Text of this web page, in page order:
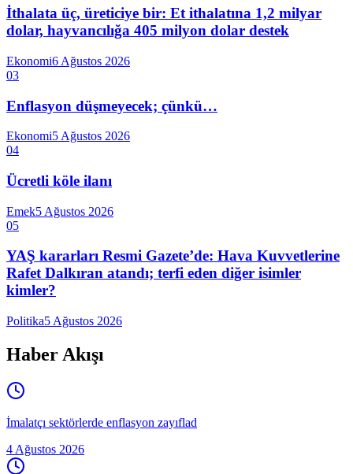
İthalata üç, üreticiye bir: Et ithalatına 1,2 milyar
dolar, hayvancılığa 405 milyon dolar destek
Ekonomi6 Ağustos 2026
03
Enflasyon düşmeyecek; çünkü…
Ekonomi5 Ağustos 2026
04
Ücretli köle ilanı
Emek5 Ağustos 2026
05
YAŞ kararları Resmi Gazete’de: Hava Kuvvetlerine
Rafet Dalkıran atandı; terfi eden diğer isimler
kimler?
Politika5 Ağustos 2026
Haber Akışı
İmalatçı sektörlerde enflasyon zayıflad
4 Ağustos 2026